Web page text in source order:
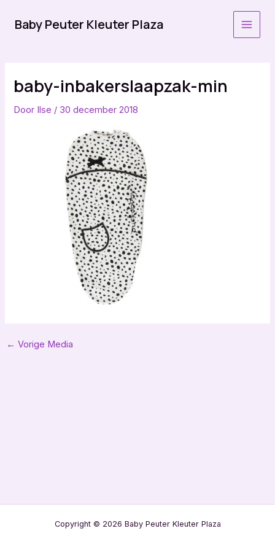
naarBaby Peuter Kleuter Plaza
baby-inbakerslaapzak-min
Door Ilse / 30 december 2018
Bericht
← Vorige Media
Copyright © 2026 Baby Peuter Kleuter Plaza